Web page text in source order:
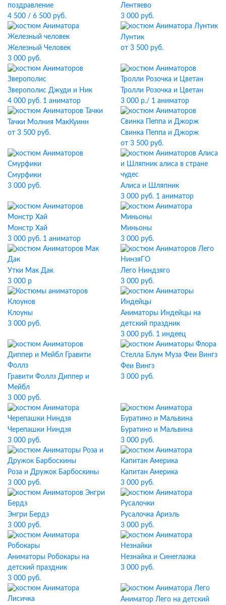
поздравление
4 500 / 6 500 руб.
Лентяево
3 000 руб.
Железный Человек
3 000 руб.
Лунтик
от 3 500 руб.
Зверополис Джуди и Ник
4 000 руб. 1 аниматор
Тролли Розочка и Цветан
3 000 р./ 1 аниматор
Тачки Молния МакКуинн
от 3 500 руб.
Свинка Пеппа и Джорж
от 3 500 руб.
Смурфики
3 000 руб.
Алиса и Шляпник
3 000 руб. 1 аниматор
Монстр Хай
3 000 руб. 1 аниматор
Миньоны
3 000 руб.
Утки Мак Дак
3 000 р
Лего Ниндзяго
3 000 руб.
Клоуны
3 000 руб.
Аниматоры Индейцы на
детский праздник
3 000 руб. 1 индеец
Гравити Фоллз Диппер и
Мейбл
3 000 руб.
Феи Вингз
3 000 руб.
Черепашки Ниндзя
3 000 руб.
Буратино и Мальвина
3 000 руб.
Роза и Дружок Барбоскины
3 000 руб.
Капитан Америка
3 000 руб.
Энгри Бердз
3 000 руб.
Русалочка Ариэль
3 000 руб.
Аниматоры Робокары на
детский праздник
3 000 руб.
Незнайка и Синеглазка
3 000 руб.
Аниматор Лего на детский